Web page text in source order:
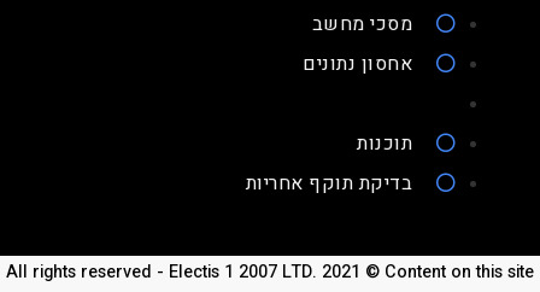
מסכי מחשב
אחסון נתונים
תוכנות
בדיקת תוקף אחריות
All rights reserved - Electis 1 2007 LTD. 2021 © Content on this site